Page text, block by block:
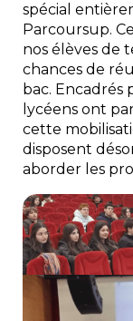
spécial
Parcoursup.
nos élèves de
chances de
bac. Encadrés
lycéens ont
cette
disposent
aborder les